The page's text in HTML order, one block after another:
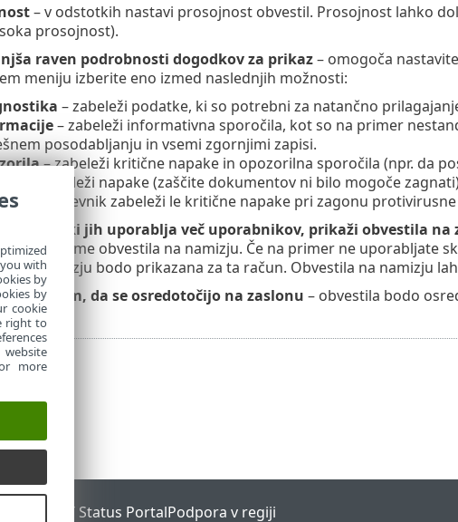
– v odstotkih nastavi prosojnost obvestil. Prosojnost lahko
prosojnost).
raven podrobnosti dogodkov za prikaz– omogoča
meniju izberite eno izmed naslednjih možnosti:
– zabeleži podatke, ki so potrebni za natančno
– zabeleži informativna sporočila, kot so na primer
posodabljanju in vsemi zgornjimi zapisi.
– zabeleži kritične napake in opozorilna sporočila (npr. da
– zabeleži napake (zaščite dokumentov ni bilo mogoče
– v dnevnik zabeleži le kritične napake pri zagonu
ki jih uporablja več uporabnikov, prikaži obvestila
prejme obvestila na namizju. Če na primer ne uporabljate
na namizju bodo prikazana za ta račun. Obvestila na namizju
da se osredotočijo na zaslonu – obvestila bodo
ESET Status PortalPodpora v regiji
with
by
by
cookie
right to
more